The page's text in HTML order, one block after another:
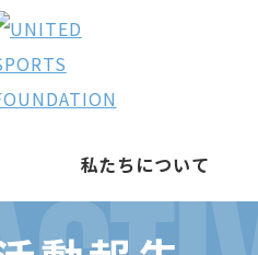
私たちについて